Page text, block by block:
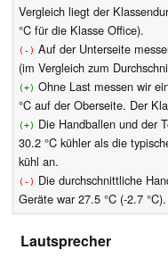
Vergleich liegt der
°C für die Klasse Office).
(-) Auf der Unterseite
(im Vergleich zum
(+) Ohne Last messen wir
°C auf der Oberseite. Der
(+) Die Handballen und der
30.2 °C kühler als die
kühl an.
(-) Die durchschnittliche
Geräte war 27.5 °C (-2.7 °C).
Lautsprecher